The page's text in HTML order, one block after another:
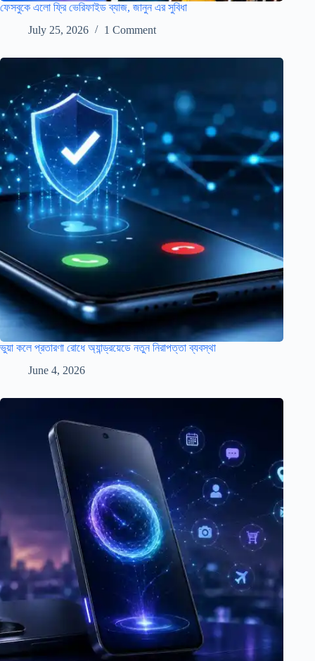
ফেসবুকে এলো ফ্রি ভেরিফাইড ব্যাজ, জানুন এর সুবিধা
July 25, 2026
1 Comment
ভুয়া কলে প্রতারণা রোধে অ্যান্ড্রয়েডে নতুন নিরাপত্তা ব্যবস্থা
June 4, 2026